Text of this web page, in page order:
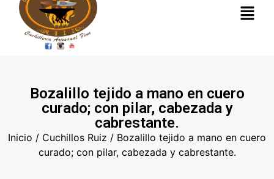
Bozalillo tejido a mano en cuero
curado; con pilar, cabezada y
cabrestante.
Inicio / Cuchillos Ruiz / Bozalillo tejido a mano en cuero
curado; con pilar, cabezada y cabrestante.